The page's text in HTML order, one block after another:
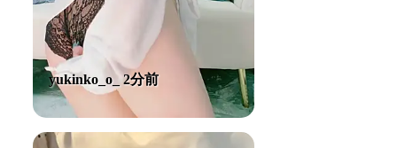
yukinko_o_ 2分前